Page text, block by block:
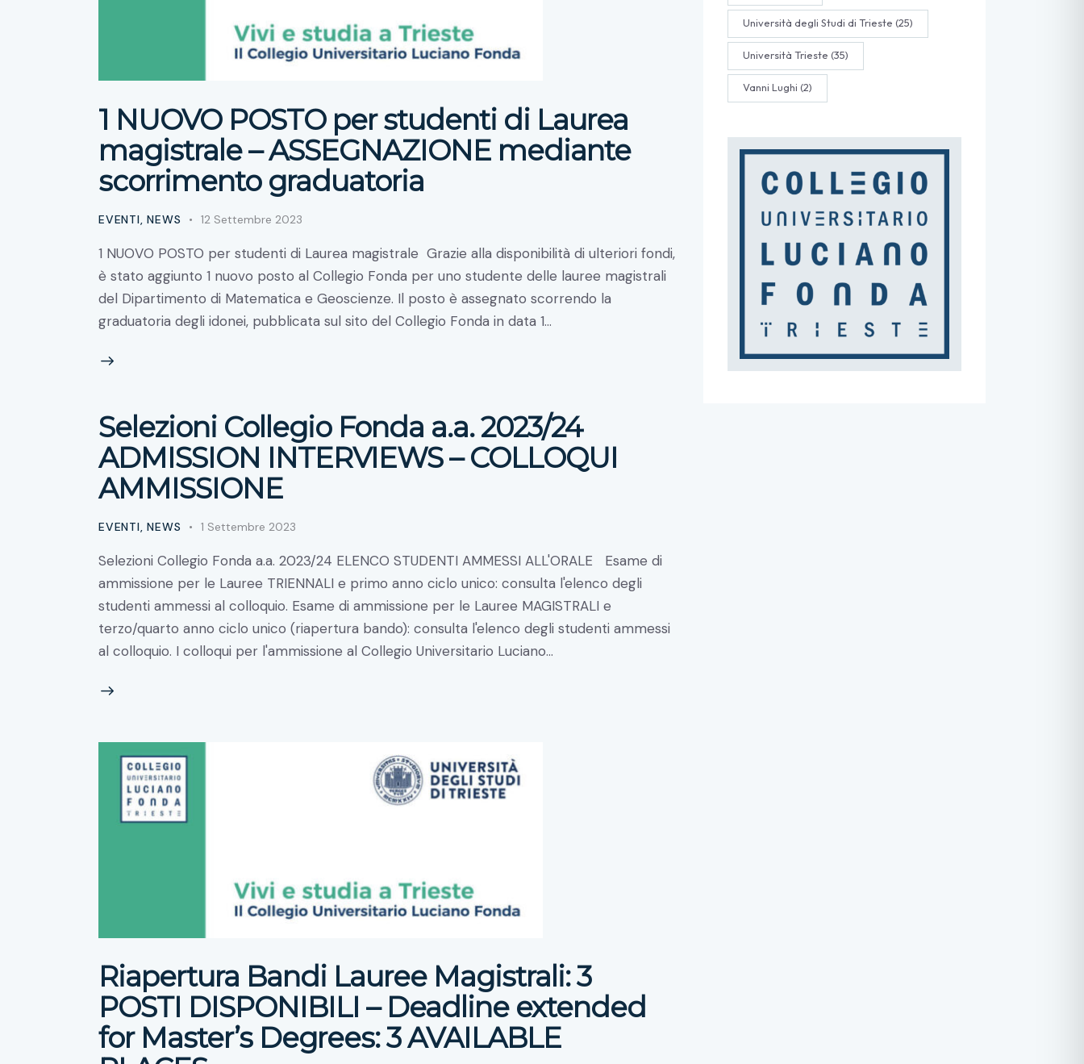
1 NUOVO POSTO per studenti di Laurea
magistrale – ASSEGNAZIONE mediante
scorrimento graduatoria
EVENTI,NEWS 12 Settembre 2023
1 NUOVO POSTO per studenti di Laurea magistrale Grazie alla disponibilità di ulteriori fondi,
è stato aggiunto 1 nuovo posto al Collegio Fonda per uno studente delle lauree magistrali
del Dipartimento di Matematica e Geoscienze. Il posto è assegnato scorrendo la
graduatoria degli idonei, pubblicata sul sito del Collegio Fonda in data 1…
Selezioni Collegio Fonda a.a. 2023/24
ADMISSION INTERVIEWS – COLLOQUI
AMMISSIONE
EVENTI,NEWS 1 Settembre 2023
Selezioni Collegio Fonda a.a. 2023/24 ELENCO STUDENTI AMMESSI ALL'ORALE Esame di
ammissione per le Lauree TRIENNALI e primo anno ciclo unico: consulta l'elenco degli
studenti ammessi al colloquio. Esame di ammissione per le Lauree MAGISTRALI e
terzo/quarto anno ciclo unico (riapertura bando): consulta l'elenco degli studenti ammessi
al colloquio. I colloqui per l'ammissione al Collegio Universitario Luciano…
Riapertura Bandi Lauree Magistrali: 3
POSTI DISPONIBILI – Deadline extended
for Master’s Degrees: 3 AVAILABLE
Università degli Studi di Trieste (25)
Università Trieste (35)
Vanni Lughi (2)